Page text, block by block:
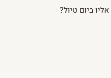
ביום טיול?